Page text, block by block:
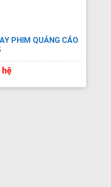
PHIM QUẢNG CÁO
hệ